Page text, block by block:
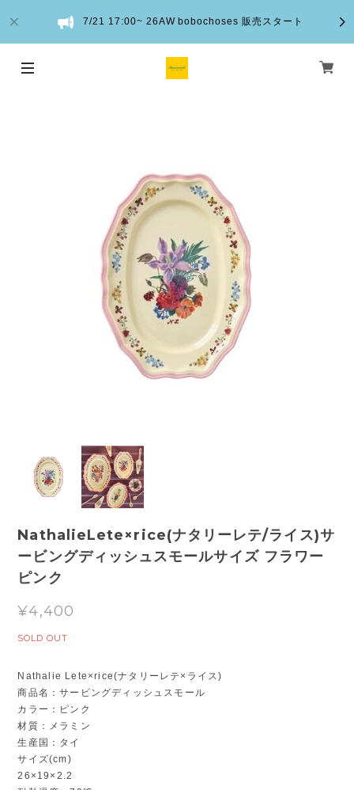
7/21 17:00~ 26AW bobochoses 販売スタート
NathalieLete×rice(ナタリーレテ/ライス)サ
ービングディッシュスモールサイズ フラワー
ピンク
¥4,400
SOLD OUT
Nathalie Lete×rice(ナタリーレテ×ライス)
商品名：サービングディッシュスモール
カラー：ピンク
材質：メラミン
生産国：タイ
サイズ(cm)
26×19×2.2